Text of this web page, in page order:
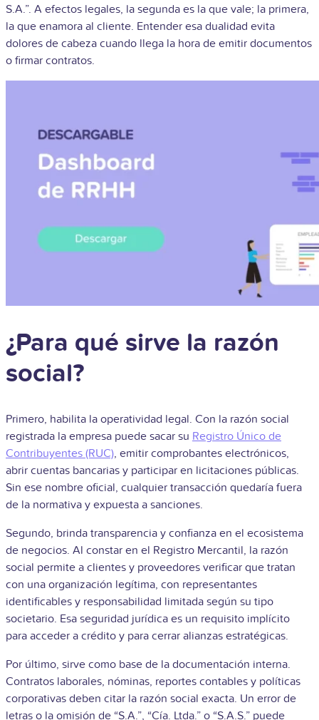
S.A.”. A efectos legales, la segunda es la que vale; la primera,
la que enamora al cliente. Entender esa dualidad evita
dolores de cabeza cuando llega la hora de emitir documentos
o firmar contratos.
¿Para qué sirve la razón
social?
Primero, habilita la operatividad legal. Con la razón social
registrada la empresa puede sacar su Registro Único de
Contribuyentes (RUC), emitir comprobantes electrónicos,
abrir cuentas bancarias y participar en licitaciones públicas.
Sin ese nombre oficial, cualquier transacción quedaría fuera
de la normativa y expuesta a sanciones.
Segundo, brinda transparencia y confianza en el ecosistema
de negocios. Al constar en el Registro Mercantil, la razón
social permite a clientes y proveedores verificar que tratan
con una organización legítima, con representantes
identificables y responsabilidad limitada según su tipo
societario. Esa seguridad jurídica es un requisito implícito
para acceder a crédito y para cerrar alianzas estratégicas.
Por último, sirve como base de la documentación interna.
Contratos laborales, nóminas, reportes contables y políticas
corporativas deben citar la razón social exacta. Un error de
letras o la omisión de “S.A.”, “Cía. Ltda.” o “S.A.S.” puede